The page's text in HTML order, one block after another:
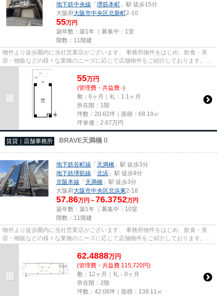
地下鉄中央線 「堺筋本町 」駅 徒歩15分
大阪府大阪市中央区北新町2-10
55万円
築年数：築1年 ｜募集中： 1室
階数：11階建
物件より徒歩圏内に当社営業店がございます。 事務所物件をはじめ、飲食・美
容・物販などの様々な業種のニーズに応じて店舗物件をご紹介しております。
尚、弊社ではおとり広告は一切...
55万円
(管理費・共益費 -)
敷：6ヶ月｜礼：1.1ヶ月
所在階：1階
坪数：20.62坪｜面積：68.19㎡
坪単価： 2.67万円
賃貸｜店舗事務所 BRAVE天満橋Ⅱ
地下鉄谷町線 「天満橋 」駅 徒歩3分
地下鉄堺筋線 「北浜 」駅 徒歩9分
京阪本線 「天満橋 」駅 徒歩3分
大阪府大阪市中央区北浜東2-18
57.86万円～76.3752万円
築年数：築1年 ｜募集中： 10室
階数：11階建
物件より徒歩圏内に当社営業店がございます。 事務所物件をはじめ、飲食・美
容・物販などの様々な業種のニーズに応じて店舗物件をご紹介しております。
尚、弊社ではおとり広告は一切...
62.4888万円
(管理費・共益費 115,720円)
敷：12ヶ月｜礼：0ヶ月
所在階：2階
坪数：42.08坪｜面積：139.11㎡